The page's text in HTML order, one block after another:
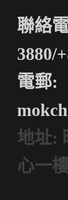
聯絡
3880/
電郵:
地址:
心一